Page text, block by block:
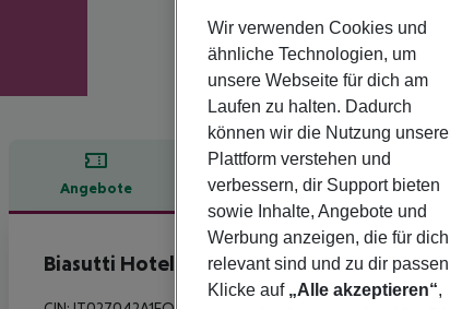
Angebote Hotelbeschreibung
Hotelbeschreibung
Biasutti Hotel
Wir verwenden Cookies und
ähnliche Technologien, um
unsere Webseite für dich am
Laufen zu halten. Dadurch
können wir die Nutzung
Plattform verstehen und
verbessern, dir Support bieten
sowie Inhalte, Angebote und
Werbung anzeigen, die für dich
relevant sind und zu dir
Klicke auf „Alle akzeptieren“,